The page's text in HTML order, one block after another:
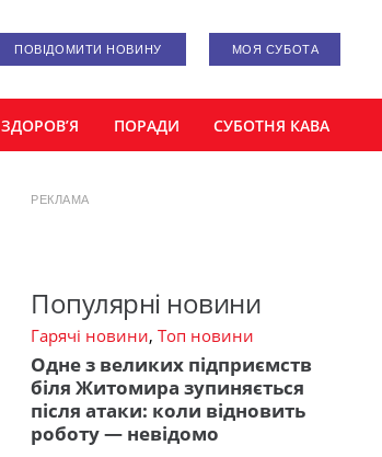
ПОВІДОМИТИ НОВИНУ МОЯ СУБОТА
ЗДОРОВ’Я ПОРАДИ СУБОТНЯ КАВА
РЕКЛАМА
Популярні новини
Гарячі новини, Топ новини
Одне з великих підприємств
біля Житомира зупиняється
після атаки: коли відновить
роботу — невідомо